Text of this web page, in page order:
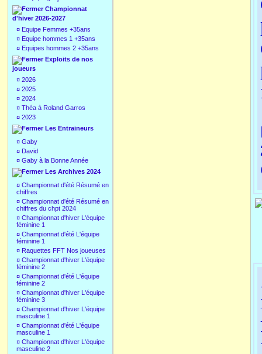
Championnat
d'hiver 2026-2027
¤ Equipe Femmes +35ans
¤ Equipe hommes 1 +35ans
¤ Equipes hommes 2 +35ans
Exploits de nos
joueurs
¤ 2026
¤ 2025
¤ 2024
¤ Théa à Roland Garros
¤ 2023
Les Entraineurs
¤ Gaby
¤ David
¤ Gaby à la Bonne Année
Les Archives 2024
¤ Championnat d'été Résumé en
chiffres
¤ Championnat d'été Résumé en
chiffres du chpt 2024
¤ Championnat d'hiver L'équipe
féminine 1
¤ Championnat d'été L'équipe
féminine 1
¤ Raquettes FFT Nos joueuses
¤ Championnat d'hiver L'équipe
féminine 2
¤ Championnat d'été L'équipe
féminine 2
¤ Championnat d'hiver L'équipe
féminine 3
¤ Championnat d'hiver L'équipe
masculine 1
¤ Championnat d'été L'équipe
masculine 1
¤ Championnat d'hiver L'équipe
masculine 2